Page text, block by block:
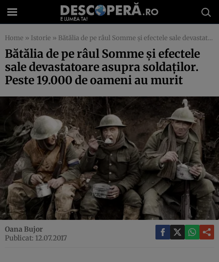
Home » Istorie » Bătălia de pe râul Somme şi efectele sale devastatoare asupra soldaţilor. Peste 19.000 de oameni au murit
Bătălia de pe râul Somme şi efectele
sale devastatoare asupra soldaţilor.
Peste 19.000 de oameni au murit
Oana Bujor
Publicat: 12.07.2017